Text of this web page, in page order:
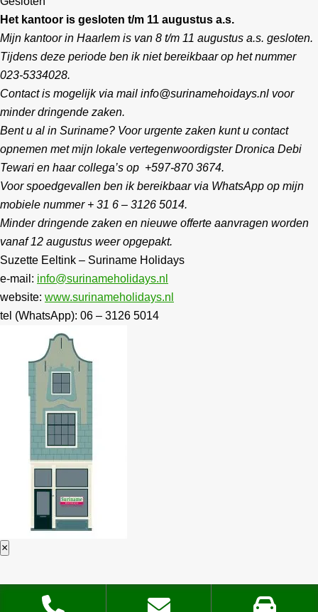
Het kantoor is gesloten t/m 11 augustus a.s.
Mijn kantoor in Haarlem is van 8 t/m 11 augustus a.s. gesloten.
Tijdens deze periode ben ik niet bereikbaar op het nummer
023-5334028.
Contact is mogelijk via mail info@surinamehoidays.nl voor
minder dringende zaken.
Bent u al in Suriname? Voor urgente zaken kunt u contact
opnemen met mijn lokale vertegenwoordigster Dronica Debi
Tewari en haar collega’s op +597-870 3674.
Voor spoedgevallen ben ik bereikbaar via WhatsApp op mijn
mobiele nummer + 31 6 – 3126 5014.
Minder dringende zaken en nieuwe offerte aanvragen worden
vanaf 12 augustus weer opgepakt.
Suzette Eeltink – Suriname Holidays
e-mail: info@surinameholidays.nl
website: www.surinameholidays.nl
tel (WhatsApp): 06 – 3126 5014
×